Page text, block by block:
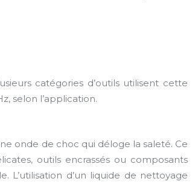
catégories d’outils utilisent cette
selon l’application.
onde de choc qui déloge la saleté. Ce
outils encrassés ou composants
d’un liquide de nettoyage